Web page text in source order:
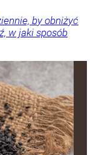
by obniżyć
w jaki sposób